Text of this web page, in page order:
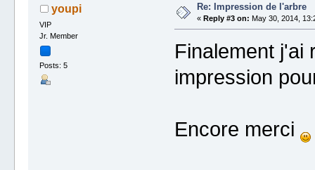
youpi
VIP
Jr. Member
Posts: 5
Re: Impression de l'arbre
«Reply #3 on: May 30, 2014,
Finalement j'ai
impression
Encore merci